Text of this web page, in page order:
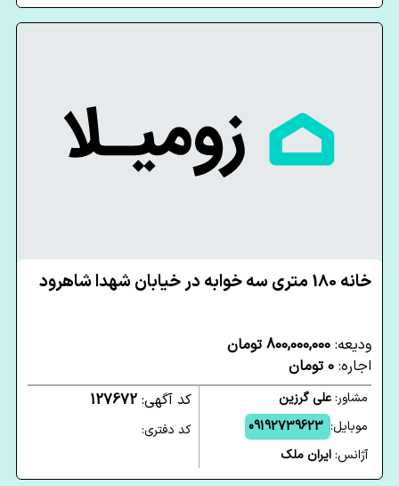
خانه 180 متری سه خوابه در خیابان شهدا شاهرود
ودیعه: 800,000,000 تومان
اجاره: 0 تومان
مشاور:علی گرزین
موبایل: 09192739623
آژانس:ایران ملک
کد آگهی: 127672
کد دفتری: